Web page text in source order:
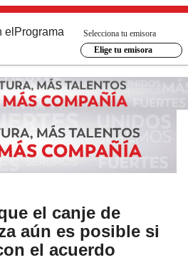
el Programa
Selecciona tu emisora
Elige tu emisora
el canje de
aún es posible si
el acuerdo